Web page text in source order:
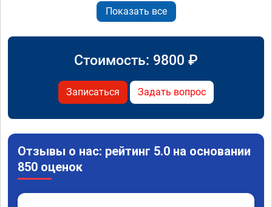
Показать все
Стоимость: 9800 ₽
Записаться Задать вопрос
Отзывы о нас: рейтинг 5.0 на основании
850 оценок